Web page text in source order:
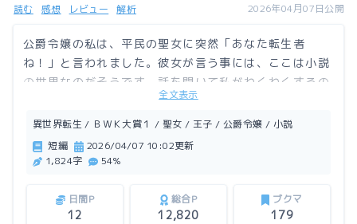
読む 感想 レビュー 解析 2026年04月07日公開
公爵令嬢の私は、平民の聖女に突然「あなた転生者
ね！」と言われました。彼女が言う事には、ここは小説
の世界なのだそうです。話を聞いて私がわくわくするの
に反して、聖女は顔色が悪くなっていきます……。
この作品はアルファポリスにも掲載しています。
全文表示
異世界転生 / ＢＷＫ大賞１ / 聖女 / 王子 / 公爵令嬢 / 小説
短編
2026/04/07 10:02更新
1,824字
54%
日間P
12
総合P
12,820
ブクマ
179